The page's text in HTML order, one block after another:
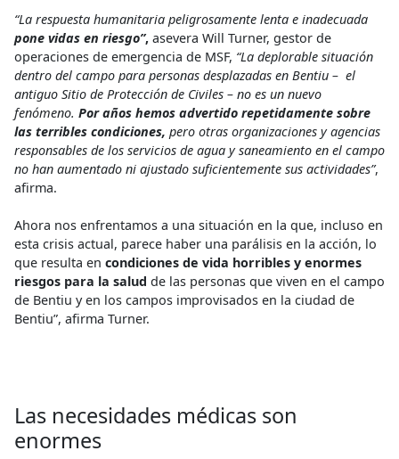
“La respuesta humanitaria peligrosamente lenta e inadecuada
pone vidas en riesgo”, asevera Will Turner, gestor de
operaciones de emergencia de MSF, “La deplorable situación
dentro del campo para personas desplazadas en Bentiu – el
antiguo Sitio de Protección de Civiles – no es un nuevo
fenómeno. Por años hemos advertido repetidamente sobre
las terribles condiciones, pero otras organizaciones y agencias
responsables de los servicios de agua y saneamiento en el campo
no han aumentado ni ajustado suficientemente sus actividades”,
afirma.
Ahora nos enfrentamos a una situación en la que, incluso en
esta crisis actual, parece haber una parálisis en la acción, lo
que resulta en condiciones de vida horribles y enormes
riesgos para la salud de las personas que viven en el campo
de Bentiu y en los campos improvisados en la ciudad de
Bentiu”, afirma Turner.
Las necesidades médicas son
enormes